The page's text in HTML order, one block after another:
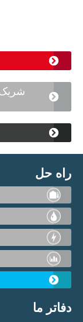
شریک
راه حل
دفاتر ما